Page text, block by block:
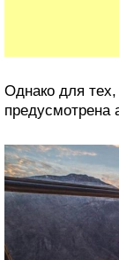
Однако для тех,
предусмотрена